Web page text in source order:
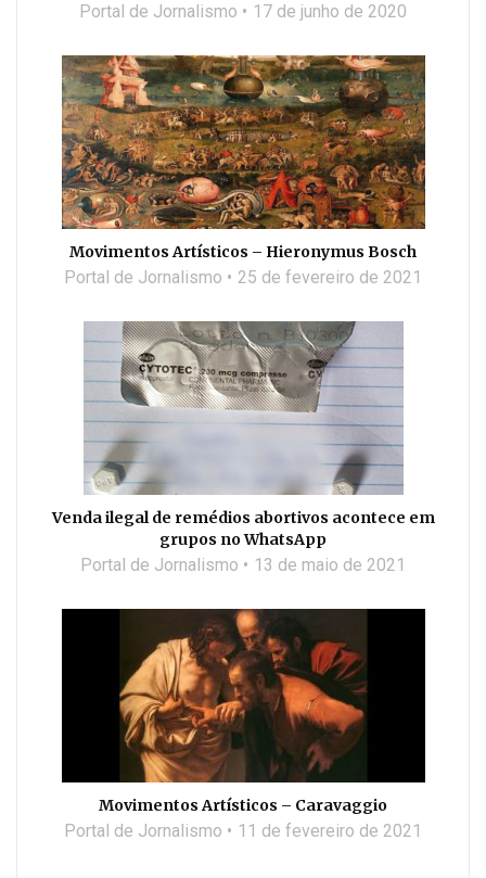
Portal de Jornalismo 17 de junho de 2020
Movimentos Artísticos – Hieronymus Bosch
Portal de Jornalismo 25 de fevereiro de 2021
Venda ilegal de remédios abortivos acontece em
grupos no WhatsApp
Portal de Jornalismo 13 de maio de 2021
Movimentos Artísticos – Caravaggio
Portal de Jornalismo 11 de fevereiro de 2021